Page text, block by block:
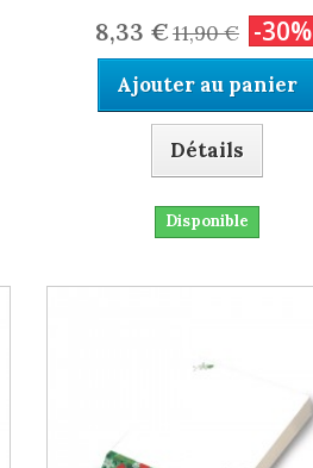
8,33 €11,90 € -30%
Ajouter au panier
Détails
Disponible